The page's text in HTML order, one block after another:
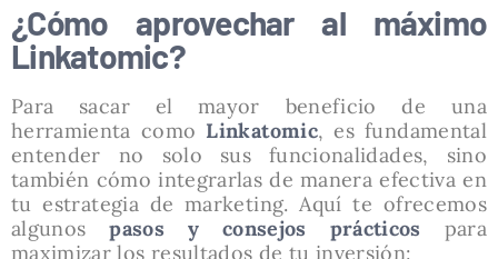
¿Cómo aprovechar al máximo
Linkatomic?
Para sacar el mayor beneficio de una
herramienta como Linkatomic, es fundamental
entender no solo sus funcionalidades, sino
también cómo integrarlas de manera efectiva en
tu estrategia de marketing. Aquí te ofrecemos
algunos pasos y consejos prácticos para
maximizar los resultados de tu inversión: